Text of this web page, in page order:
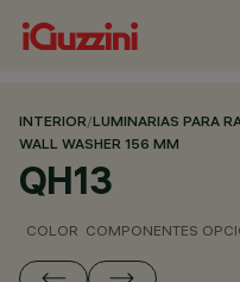
INTERIOR/LUMINARIAS PARA
WALL WASHER 156 MM
QH13
COLOR COMPONENTES